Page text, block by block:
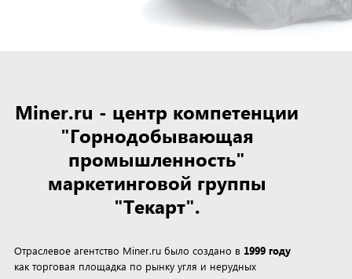
Miner.ru - центр компетенции
"Горнодобывающая
промышленность"
маркетинговой группы
"Текарт".
Отраслевое агентство Miner.ru было создано в 1999 году
как торговая площадка по рынку угля и нерудных